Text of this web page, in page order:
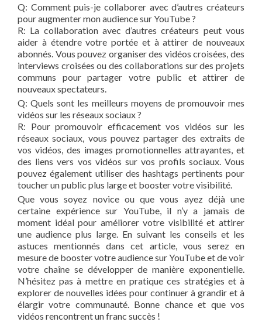
Q: Comment puis-je collaborer ‍avec d’autres créateurs
⁤pour augmenter mon audience sur YouTube ?
R: La collaboration avec d’autres ‌créateurs peut vous
aider à étendre votre portée et ‍à attirer ‌de nouveaux
abonnés. Vous​ pouvez organiser des vidéos croisées, des
interviews croisées ou des collaborations sur des projets
communs​ pour partager votre public ‌et attirer de
nouveaux spectateurs.
Q: Quels sont les meilleurs moyens ⁤de ⁢promouvoir‌ mes
vidéos sur‍ les réseaux sociaux ?
R: ⁣Pour promouvoir efficacement‍ vos vidéos sur les
réseaux sociaux, vous ⁤pouvez partager des ​extraits de
vos vidéos, des images promotionnelles attrayantes, et
des liens vers ​vos ⁤vidéos ‌sur vos profils sociaux.⁣ Vous
pouvez également utiliser des hashtags pertinents ⁢pour
toucher un public plus large et⁢ booster⁣ votre visibilité.
Que vous‍ soyez novice ou ⁤que ‍vous⁣ ayez déjà une
certaine expérience sur YouTube, il n’y a ⁤jamais ‌de
moment idéal pour améliorer votre visibilité et attirer
une audience plus​ large. En suivant‌ les conseils et les
astuces mentionnés dans cet article, vous serez en
mesure de⁢ booster votre audience sur YouTube et de voir
votre chaîne se développer de manière exponentielle.⁢
N’hésitez pas à mettre en pratique​ ces stratégies et à
explorer de⁣ nouvelles idées pour continuer⁢ à grandir et à
élargir votre communauté. Bonne chance⁤ et que vos
vidéos rencontrent ⁣un franc succès !